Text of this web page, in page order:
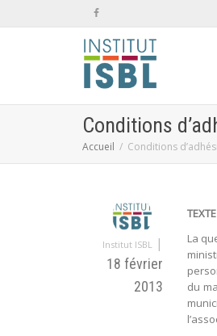
Conditions
Accueil Conditions
Institut ISBL |
18 février
2013
La
du